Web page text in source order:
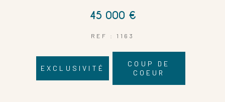
45 000 €
REF : 1163
EXCLUSIVITÉ
COUP DE
COEUR